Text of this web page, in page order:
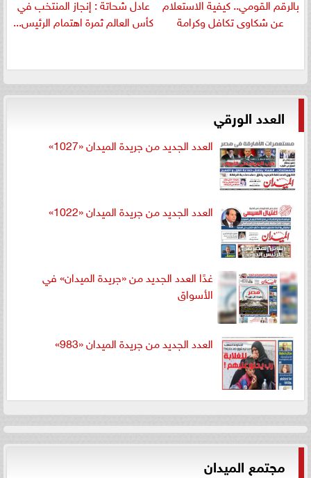
عن شكاوى تكافل وكرامة
كأس العالم ثمرة اهتمام الرئيس...
العدد الورقي
العدد الجديد من جريدة الميدان «1027»
العدد الجديد من جريدة الميدان «1022»
غدًا العدد الجديد من «جريدة الميدان» في
الأسواق
العدد الجديد من جريدة الميدان «983»
مجتمع الميدان